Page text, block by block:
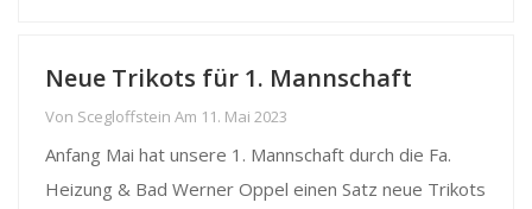
Neue Trikots für 1. Mannschaft
Von Scegloffstein Am 11. Mai 2023
Anfang Mai hat unsere 1. Mannschaft durch die Fa.
Heizung & Bad Werner Oppel einen Satz neue Trikots